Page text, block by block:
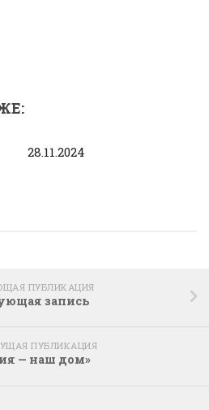
28.11.2024
ПУБЛИКАЦИЯ
запись
ПУБЛИКАЦИЯ
— наш дом»